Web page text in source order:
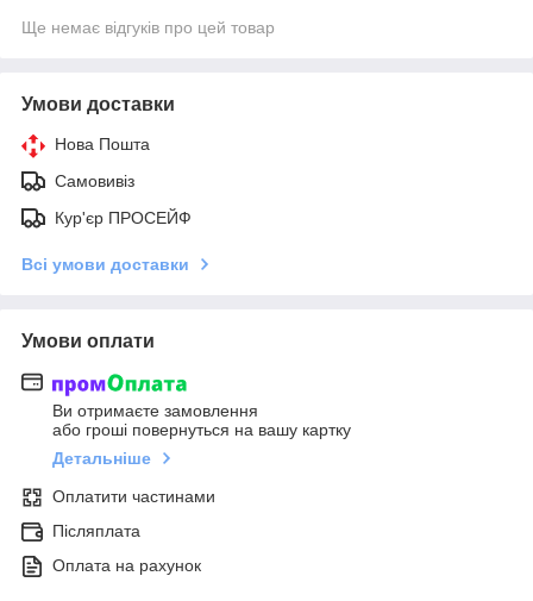
Ще немає відгуків про цей товар
Умови доставки
Нова Пошта
Самовивіз
Кур'єр ПРОСЕЙФ
Всі умови доставки
Умови оплати
Ви отримаєте замовлення
або гроші повернуться на вашу картку
Детальніше
Оплатити частинами
Післяплата
Оплата на рахунок